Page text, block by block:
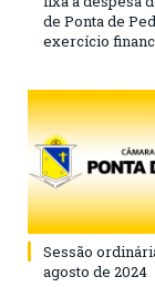
de Ponta de
exercício
Sessão
agosto de 2024